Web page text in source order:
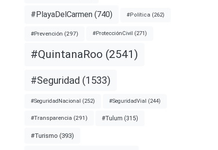
#PlayaDelCarmen (740) #Política (262)
#Prevención (297) #ProtecciónCivil (271)
#QuintanaRoo (2541)
#Seguridad (1533)
#SeguridadNacional (252) #SeguridadVial (244)
#Transparencia (291) #Tulum (315)
#Turismo (393)